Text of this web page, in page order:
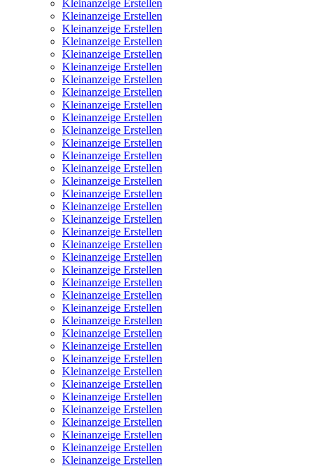
Kleinanzeige Erstellen
Kleinanzeige Erstellen
Kleinanzeige Erstellen
Kleinanzeige Erstellen
Kleinanzeige Erstellen
Kleinanzeige Erstellen
Kleinanzeige Erstellen
Kleinanzeige Erstellen
Kleinanzeige Erstellen
Kleinanzeige Erstellen
Kleinanzeige Erstellen
Kleinanzeige Erstellen
Kleinanzeige Erstellen
Kleinanzeige Erstellen
Kleinanzeige Erstellen
Kleinanzeige Erstellen
Kleinanzeige Erstellen
Kleinanzeige Erstellen
Kleinanzeige Erstellen
Kleinanzeige Erstellen
Kleinanzeige Erstellen
Kleinanzeige Erstellen
Kleinanzeige Erstellen
Kleinanzeige Erstellen
Kleinanzeige Erstellen
Kleinanzeige Erstellen
Kleinanzeige Erstellen
Kleinanzeige Erstellen
Kleinanzeige Erstellen
Kleinanzeige Erstellen
Kleinanzeige Erstellen
Kleinanzeige Erstellen
Kleinanzeige Erstellen
Kleinanzeige Erstellen
Kleinanzeige Erstellen
Kleinanzeige Erstellen
Kleinanzeige Erstellen